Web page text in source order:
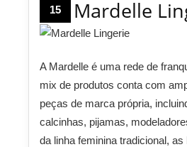
15 Mardelle
A Mardelle é uma rede de
mix de produtos conta com
peças de marca própria,
calcinhas, pijamas,
da linha feminina tradicional,